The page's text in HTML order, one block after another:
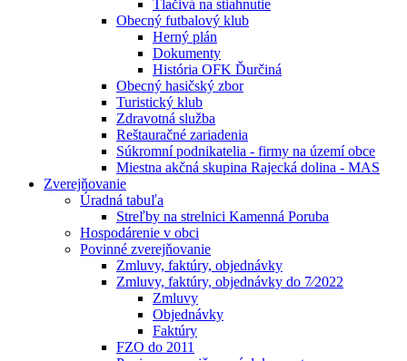
Tlačivá na stiahnutie
Obecný futbalový klub
Herný plán
Dokumenty
História OFK Ďurčiná
Obecný hasičský zbor
Turistický klub
Zdravotná služba
Reštauračné zariadenia
Súkromní podnikatelia - firmy na území obce
Miestna akčná skupina Rajecká dolina - MAS
Zverejňovanie
Úradná tabuľa
Streľby na strelnici Kamenná Poruba
Hospodárenie v obci
Povinné zverejňovanie
Zmluvy, faktúry, objednávky
Zmluvy, faktúry, objednávky do 7⁄2022
Zmluvy
Objednávky
Faktúry
FZO do 2011